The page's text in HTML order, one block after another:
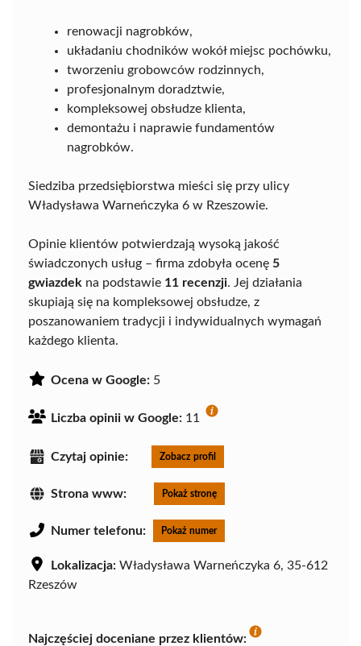
renowacji nagrobków,
układaniu chodników wokół miejsc pochówku,
tworzeniu grobowców rodzinnych,
profesjonalnym doradztwie,
kompleksowej obsłudze klienta,
demontażu i naprawie fundamentów
nagrobków.
Siedziba przedsiębiorstwa mieści się przy ulicy
Władysława Warneńczyka 6 w Rzeszowie.
Opinie klientów potwierdzają wysoką jakość
świadczonych usług – firma zdobyła ocenę 5
gwiazdek na podstawie 11 recenzji. Jej działania
skupiają się na kompleksowej obsłudze, z
poszanowaniem tradycji i indywidualnych wymagań
każdego klienta.
Ocena w Google: 5
Liczba opinii w Google: 11
Czytaj opinie: Zobacz profil
Strona www: Pokaż stronę
Numer telefonu: Pokaż numer
Lokalizacja: Władysława Warneńczyka 6, 35-612
Rzeszów
Najczęściej doceniane przez klientów: